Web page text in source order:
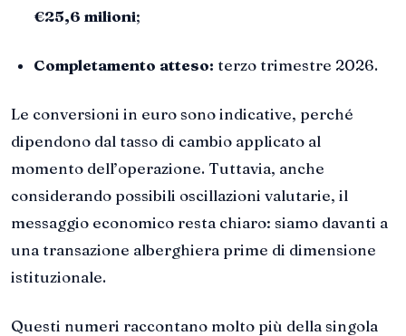
€25,6 milioni;
Completamento atteso: terzo trimestre 2026.
Le conversioni in euro sono indicative, perché
dipendono dal tasso di cambio applicato al
momento dell’operazione. Tuttavia, anche
considerando possibili oscillazioni valutarie, il
messaggio economico resta chiaro: siamo davanti a
una transazione alberghiera prime di dimensione
istituzionale.
Questi numeri raccontano molto più della singola